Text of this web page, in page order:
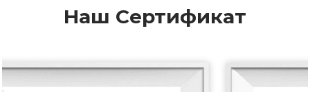
Наш Cертификат